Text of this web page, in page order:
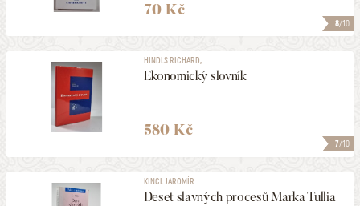
8/10
70 Kč
7/10
HINDLS RICHARD, ...
Ekonomický slovník
580 Kč
KINCL JAROMÍR
Deset slavných procesů Marka Tullia